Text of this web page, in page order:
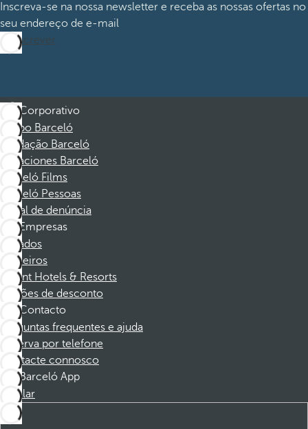
Inscreva-se na nossa newsletter e receba as nossas ofertas no
seu endereço de e-mail
Subscrever
Corporativo
Grupo Barceló
Fundação Barceló
Vacaciones Barceló
Barceló Films
Barceló Pessoas
Canal de denúncia
Empresas
Afiliados
Parceiros
Dorint Hotels & Resorts
Cupões de desconto
Contacto
Perguntas frequentes e ajuda
Reserva por telefone
Contacte connosco
Barceló App
Instalar